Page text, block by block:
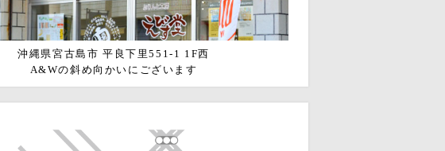
沖縄県宮古島市 平良下里551-1 1F西
A&Wの斜め向かいにございます